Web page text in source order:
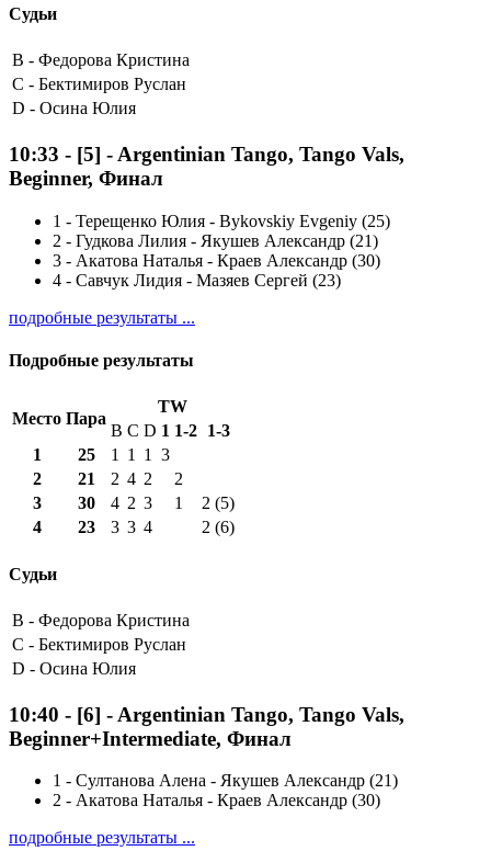
Судьи
B - Федорова Кристина
C - Бектимиров Руслан
D - Осина Юлия
10:33 - [5] - Argentinian Tango, Tango Vals,
Beginner, Финал
1 - Терещенко Юлия - Bykovskiy Evgeniy (25)
2 - Гудкова Лилия - Якушев Александр (21)
3 - Акатова Наталья - Краев Александр (30)
4 - Савчук Лидия - Мазяев Сергей (23)
подробные результаты ...
Подробные результаты
Место Пара
TW
B C D 1 1-2 1-3
1
25 1 1 1
3
2
21 2 4 2
2
3
30 4 2 3 1
2 (5)
4
23 3 3 4 2 (6)
Судьи
B - Федорова Кристина
C - Бектимиров Руслан
D - Осина Юлия
10:40 - [6] - Argentinian Tango, Tango Vals,
Beginner+Intermediate, Финал
1 - Султанова Алена - Якушев Александр (21)
2 - Акатова Наталья - Краев Александр (30)
подробные результаты ...